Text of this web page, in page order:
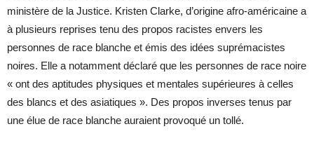
ministère de la Justice. Kristen Clarke, d’origine afro-américaine a
à plusieurs reprises tenu des propos racistes envers les
personnes de race blanche et émis des idées suprémacistes
noires. Elle a notamment déclaré que les personnes de race noire
« ont des aptitudes physiques et mentales supérieures à celles
des blancs et des asiatiques ». Des propos inverses tenus par
une élue de race blanche auraient provoqué un tollé.